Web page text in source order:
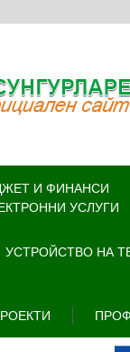
И ФИНАНСИ
УСЛУГИ
УСТРОЙСТВО НА